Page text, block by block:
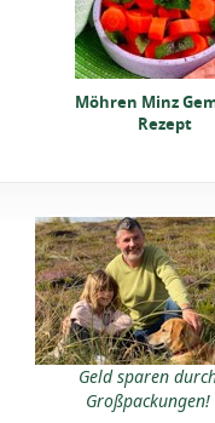
Möhren Minz
Rezept
Geld sparen
Großpackungen!